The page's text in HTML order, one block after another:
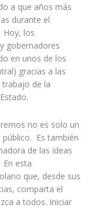
a que años más
durante el
Hoy, los
gobernadores
en unos de los
gracias a las
trabajo de la
no es solo un
Es también
de las ideas
esta
que, desde sus
comparta el
a todos. Iniciar